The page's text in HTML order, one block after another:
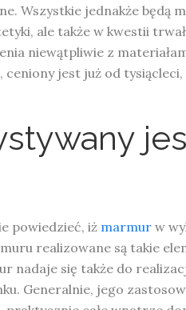
Wszystkie jednakże
ale także w kwestii
niewątpliwie z
jest już od
powiedzieć, iż marmur w
realizowane są takie
nadaje się także do
Generalnie, jego